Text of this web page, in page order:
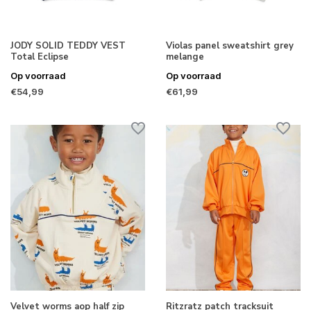
JODY SOLID TEDDY VEST
Total Eclipse
Op voorraad
€54,99
Violas panel sweatshirt grey
melange
Op voorraad
€61,99
Velvet worms aop half zip
Ritzratz patch tracksuit